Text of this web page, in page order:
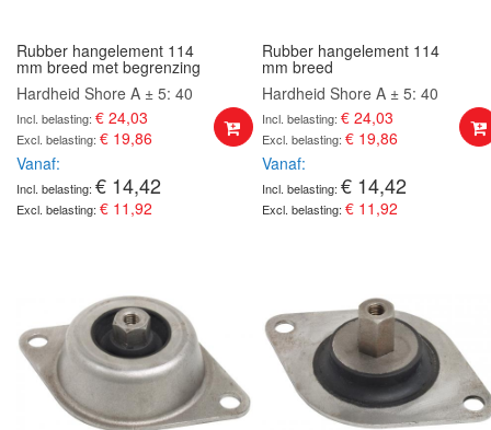
Rubber hangelement 114
mm breed met begrenzing
Hardheid Shore A ± 5: 40
€ 24,03
€ 19,86
Vanaf
€ 14,42
€ 11,92
Rubber hangelement 114
mm breed
Hardheid Shore A ± 5: 40
€ 24,03
€ 19,86
Vanaf
€ 14,42
€ 11,92